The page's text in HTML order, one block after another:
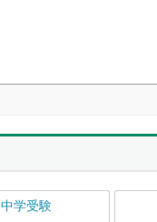
中学受験